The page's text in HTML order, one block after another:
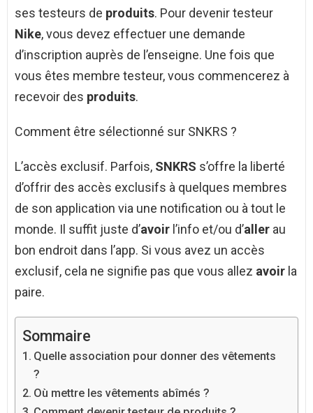
ses testeurs de produits. Pour devenir testeur
Nike, vous devez effectuer une demande
d’inscription auprès de l’enseigne. Une fois que
vous êtes membre testeur, vous commencerez à
recevoir des produits.
Comment être sélectionné sur SNKRS ?
L’accès exclusif. Parfois, SNKRS s’offre la liberté
d’offrir des accès exclusifs à quelques membres
de son application via une notification ou à tout le
monde. Il suffit juste d’avoir l’info et/ou d’aller au
bon endroit dans l’app. Si vous avez un accès
exclusif, cela ne signifie pas que vous allez avoir la
paire.
Sommaire
Quelle association pour donner des vêtements
?
Où mettre les vêtements abîmés ?